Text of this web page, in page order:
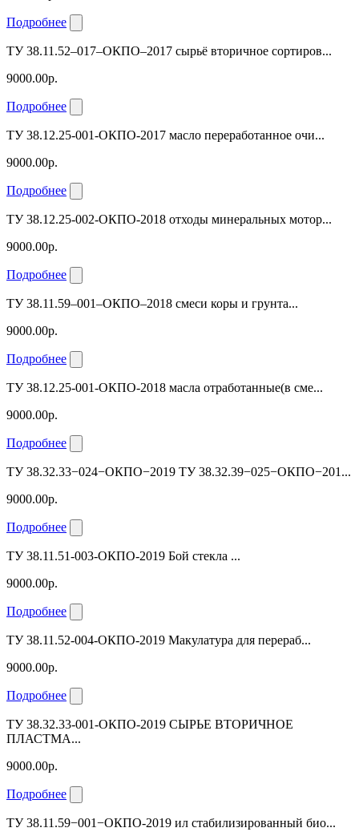
Подробнее
ТУ 38.11.52–017–ОКПО–2017 сырьё вторичное сортиров...
9000.00р.
Подробнее
ТУ 38.12.25-001-ОКПО-2017 масло переработанное очи...
9000.00р.
Подробнее
ТУ 38.12.25-002-ОКПО-2018 отходы минеральных мотор...
9000.00р.
Подробнее
ТУ 38.11.59–001–ОКПО–2018 смеси коры и грунта...
9000.00р.
Подробнее
ТУ 38.12.25-001-ОКПО-2018 масла отработанные(в сме...
9000.00р.
Подробнее
ТУ 38.32.33−024−ОКПО−2019 ТУ 38.32.39−025−ОКПО−201...
9000.00р.
Подробнее
ТУ 38.11.51-003-ОКПО-2019 Бой стекла ...
9000.00р.
Подробнее
ТУ 38.11.52-004-ОКПО-2019 Макулатура для перераб...
9000.00р.
Подробнее
ТУ 38.32.33-001-ОКПО-2019 СЫРЬЕ ВТОРИЧНОЕ
ПЛАСТМА...
9000.00р.
Подробнее
ТУ 38.11.59−001−ОКПО-2019 ил стабилизированный био...